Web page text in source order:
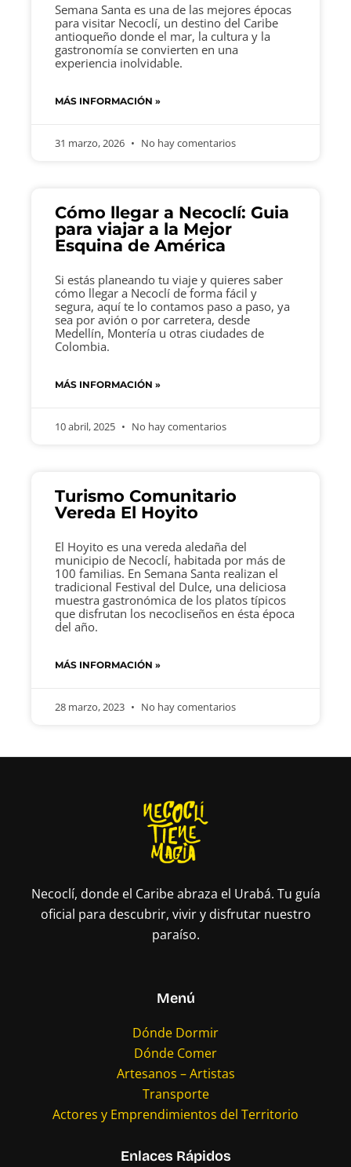
Semana Santa es una de las mejores épocas
para visitar Necoclí, un destino del Caribe
antioqueño donde el mar, la cultura y la
gastronomía se convierten en una
experiencia inolvidable.
MÁS INFORMACIÓN »
31 marzo, 2026 No hay comentarios
Cómo llegar a Necoclí: Guia
para viajar a la Mejor
Esquina de América
Si estás planeando tu viaje y quieres saber
cómo llegar a Necoclí de forma fácil y
segura, aquí te lo contamos paso a paso, ya
sea por avión o por carretera, desde
Medellín, Montería u otras ciudades de
Colombia.
MÁS INFORMACIÓN »
10 abril, 2025 No hay comentarios
Turismo Comunitario
Vereda El Hoyito
El Hoyito es una vereda aledaña del
municipio de Necoclí, habitada por más de
100 familias. En Semana Santa realizan el
tradicional Festival del Dulce, una deliciosa
muestra gastronómica de los platos típicos
que disfrutan los necocliseños en ésta época
del año.
MÁS INFORMACIÓN »
28 marzo, 2023 No hay comentarios
Necoclí, donde el Caribe abraza el Urabá. Tu guía
oficial para descubrir, vivir y disfrutar nuestro
paraíso.
Menú
Dónde Dormir
Dónde Comer
Artesanos – Artistas
Transporte
Actores y Emprendimientos del Territorio
Enlaces Rápidos